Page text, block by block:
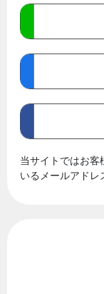
当サイトではお客
いるメールアドレ